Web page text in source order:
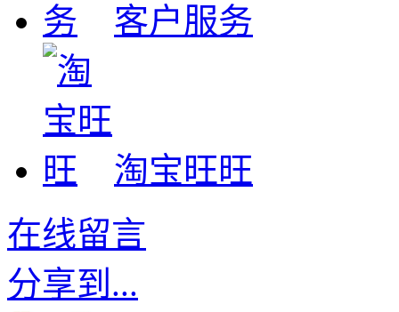
客户服务
淘宝旺旺
在线留言
分享到...